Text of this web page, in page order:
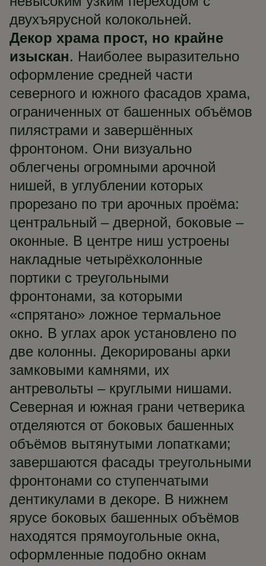
двухъярусной колокольней.
Декор храма прост, но крайне
изыскан. Наиболее выразительно
оформление средней части
северного и южного фасадов храма,
ограниченных от башенных объёмов
пилястрами и завершённых
фронтоном. Они визуально
облегчены огромными арочной
нишей, в углублении которых
прорезано по три арочных проёма:
центральный – дверной, боковые –
оконные. В центре ниш устроены
накладные четырёхколонные
портики с треугольными
фронтонами, за которыми
«спрятано» ложное термальное
окно. В углах арок установлено по
две колонны. Декорированы арки
замковыми камнями, их
антревольты – круглыми нишами.
Северная и южная грани четверика
отделяются от боковых башенных
объёмов вытянутыми лопатками;
завершаются фасады треугольными
фронтонами со ступенчатыми
дентикулами в декоре. В нижнем
ярусе боковых башенных объёмов
находятся прямоугольные окна,
оформленные подобно окнам